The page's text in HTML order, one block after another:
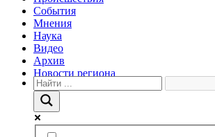
События
Мнения
Наука
Видео
Архив
Новости региона